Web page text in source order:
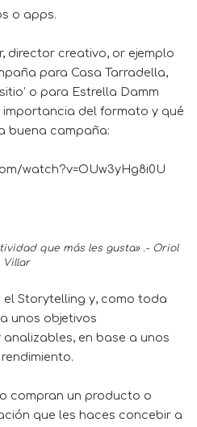
o apps.
director creativo, or ejemplo
para Casa Tarradella,
o para Estrella Damm
del formato y qué
buena campaña:
watch?v=OUw3yHg8i0U
que más les gusta» .- Oriol
Villar
el Storytelling y, como toda
unos objetivos
en base a unos
compran un producto o
que les haces concebir a